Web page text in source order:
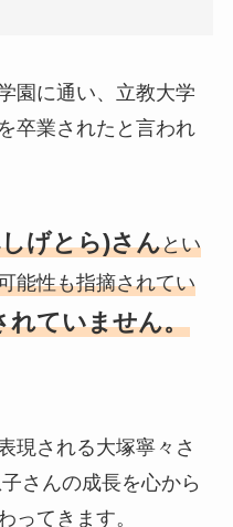
園に通い、立教大学
卒業されたと言われ
げとら)さんとい
能性も指摘されてい
れていません。
現される大塚寧々さ
さんの成長を心から
ってきます。